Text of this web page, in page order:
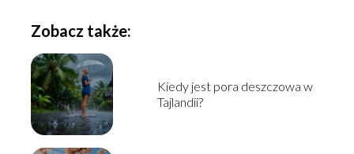
Zobacz także:
Kiedy jest pora deszczowa w
Tajlandii?